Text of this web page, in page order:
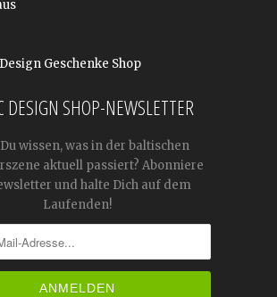
Geschenke Shop
DESIGN SHOP-NEWSLETTER
wissen, was in der baltischen
aktuell passiert? Abonniere
und halte Dich auf dem
Laufenden!